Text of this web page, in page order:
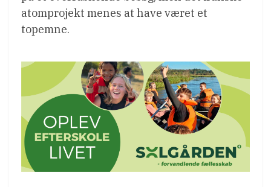
atomprojekt menes at have været et
topemne.